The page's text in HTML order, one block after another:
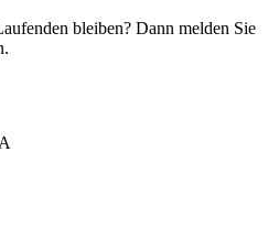
bleiben? Dann melden Sie